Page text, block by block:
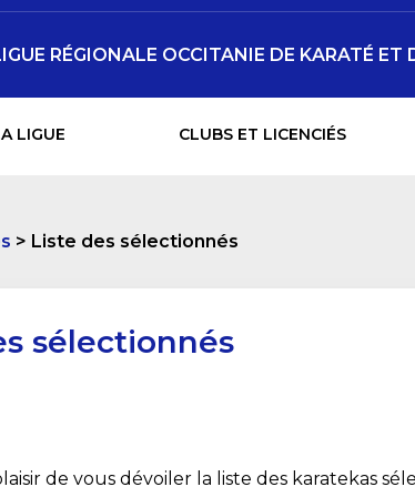
LIGUE CLUBS ET LICENCIÉS
RÉGIONALE OCCITANIE DE KARATÉ ET
Liste des sélectionnés
sélectionnés
de vous dévoiler la liste des karatekas